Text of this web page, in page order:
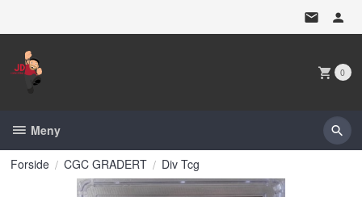
0
Meny
Forside CGC GRADERT Div Tcg